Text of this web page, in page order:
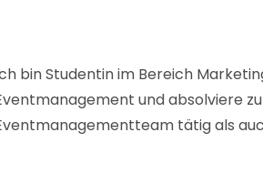
bin Studentin im Bereich
und absolviere
tätig als